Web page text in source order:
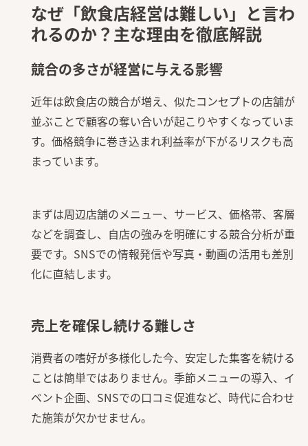
なぜ「飲食店経営は難しい」と言わ
れるのか？主な理由を徹底解説
競合の多さが経営に与える影響
近年は飲食店の競合が増え、似たコンセプトの店舗が
並ぶことで顧客の奪い合いが起こりやすくなっていま
す。価格競争に巻き込まれ利益率が下がるリスクも高
まっています。
まずは周辺店舗のメニュー、サービス、価格帯、客層
などを調査し、自店の強みを明確にする競合分析が重
要です。SNSでの情報発信や写真・動画の活用も差別
化に直結します。
売上を確保し続ける難しさ
消費者の嗜好が多様化した今、安定した集客を続ける
ことは簡単ではありません。季節メニューの導入、イ
ベント企画、SNSでの口コミ促進など、時代に合わせ
た施策が欠かせません。